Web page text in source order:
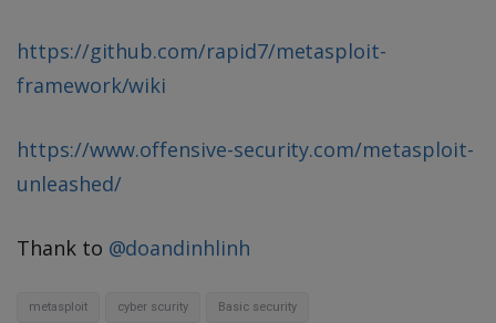
https://github.com/rapid7/metasploit-
framework/wiki
https://www.offensive-security.com/metasploit-
unleashed/
Thank to @doandinhlinh
metasploit cyber scurity Basic security